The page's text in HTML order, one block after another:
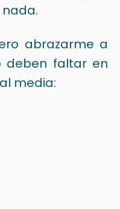
abrazarme a
deben faltar en
media: